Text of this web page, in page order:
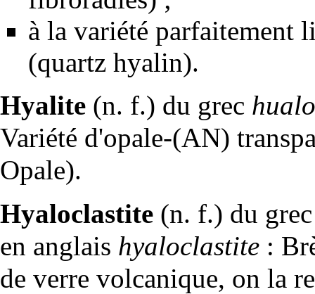
à la variété parfaitement
(quartz hyalin).
Hyalite (n. f.) du grec
Variété d'opale-(AN)
Opale).
Hyaloclastite (n. f.) du
en anglais hyaloclastite :
de verre volcanique, on la